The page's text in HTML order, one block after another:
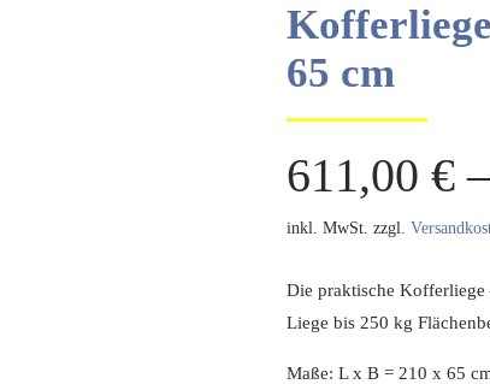
65 cm
611,00 €
inkl. MwSt. zzgl.
Die praktische
Liege bis 250 kg
Maße: L x B = 210 x 65